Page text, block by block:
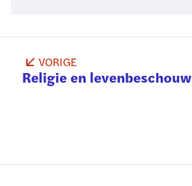
VORIGE
Religie en